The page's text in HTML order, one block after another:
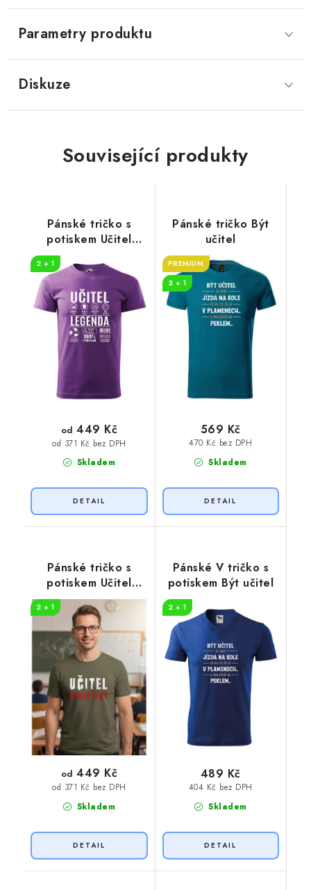
Parametry produktu
Diskuze
Související produkty
Pánské tričko s
potiskem Učitel
2 + 1
Skladem
od 371 Kč bez DPH
od 449 Kč
Pánské tričko Být
učitel
PREMIUM
2 + 1
Skladem
470 Kč bez DPH
569 Kč
Pánské tričko s
potiskem Učitel
puberťáků
2 + 1
Skladem
od 371 Kč bez DPH
od 449 Kč
Pánské V tričko s
potiskem Být učitel
2 + 1
Skladem
404 Kč bez DPH
489 Kč